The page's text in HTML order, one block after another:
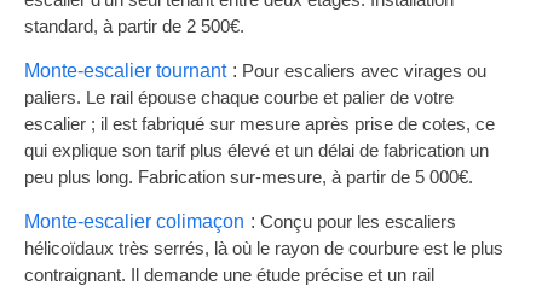
standard, à partir de 2 500€.
Monte-escalier tournant
Pour escaliers avec virages ou
paliers. Le rail épouse chaque courbe et palier de votre
escalier ; il est fabriqué sur mesure après prise de cotes, ce
qui explique son tarif plus élevé et un délai de fabrication un
peu plus long. Fabrication sur-mesure, à partir de 5 000€.
Monte-escalier colimaçon
Conçu pour les escaliers
hélicoïdaux très serrés, là où le rayon de courbure est le plus
contraignant. Il demande une étude précise et un rail